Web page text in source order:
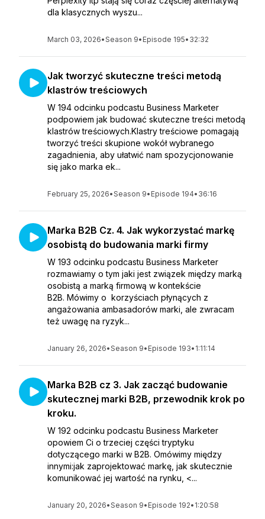
dla klasycznych wyszu...
March 03, 2026•Season 9• Episode 195• 32:32
Jak tworzyć skuteczne treści metodą
klastrów treściowych
W 194 odcinku podcastu Business Marketer
podpowiem jak budować skuteczne treści metodą
klastrów treściowych.Klastry treściowe pomagają
tworzyć treści skupione wokół wybranego
zagadnienia, aby ułatwić nam spozycjonowanie
się jako marka ek...
February 25, 2026•Season 9• Episode 194• 36:16
Marka B2B Cz. 4. Jak wykorzystać markę
osobistą do budowania marki firmy
W 193 odcinku podcastu Business Marketer
rozmawiamy o tym jaki jest związek między marką
osobistą a marką firmową w kontekście
B2B. Mówimy o korzyściach płynących z
angażowania ambasadorów marki, ale zwracam
też uwagę na ryzyk...
January 26, 2026•Season 9• Episode 193• 1:11:14
Marka B2B cz 3. Jak zacząć budowanie
skutecznej marki B2B, przewodnik krok po
kroku.
W 192 odcinku podcastu Business Marketer
opowiem Ci o trzeciej części tryptyku
dotyczącego marki w B2B. Omówimy między
innymi:jak zaprojektować markę, jak skutecznie
komunikować jej wartość na rynku, <...
January 20, 2026•Season 9• Episode 192• 1:20:58